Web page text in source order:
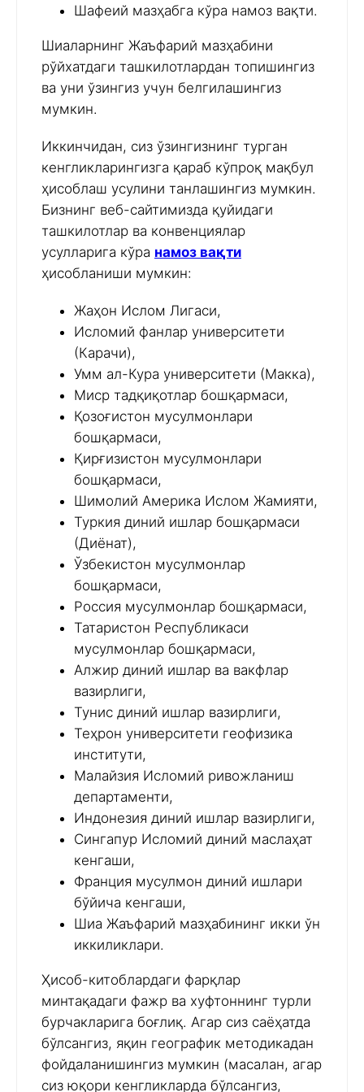
Шафеий мазҳабга кўра намоз вақти.
Шиаларнинг Жаъфарий мазҳабини
рўйхатдаги ташкилотлардан топишингиз
ва уни ўзингиз учун белгилашингиз
мумкин.
Иккинчидан, сиз ўзингизнинг турган
кенгликларингизга қараб кўпроқ мақбул
ҳисоблаш усулини танлашингиз мумкин.
Бизнинг веб-сайтимизда қуйидаги
ташкилотлар ва конвенциялар
усулларига кўра намоз вақти
ҳисобланиши мумкин:
Жаҳон Ислом Лигаси,
Исломий фанлар университети
(Карачи),
Умм ал-Кура университети (Макка),
Миср тадқиқотлар бошқармаси,
Қозоғистон мусулмонлари
бошқармаси,
Қирғизистон мусулмонлари
бошқармаси,
Шимолий Америка Ислом Жамияти,
Туркия диний ишлар бошқармаси
(Диёнат),
Ўзбекистон мусулмонлар
бошқармаси,
Россия мусулмонлар бошқармаси,
Татаристон Республикаси
мусулмонлар бошқармаси,
Алжир диний ишлар ва вакфлар
вазирлиги,
Тунис диний ишлар вазирлиги,
Теҳрон университети геофизика
институти,
Малайзия Исломий ривожланиш
департаменти,
Индонезия диний ишлар вазирлиги,
Сингапур Исломий диний маслаҳат
кенгаши,
Франция мусулмон диний ишлари
бўйича кенгаши,
Шиа Жаъфарий мазҳабининг икки ўн
иккиликлари.
Ҳисоб-китоблардаги фарқлар
минтақадаги фажр ва хуфтоннинг турли
бурчакларига боғлиқ. Агар сиз саёҳатда
бўлсангиз, яқин географик методикадан
фойдаланишингиз мумкин (масалан, агар
сиз юқори кенгликларда бўлсангиз,